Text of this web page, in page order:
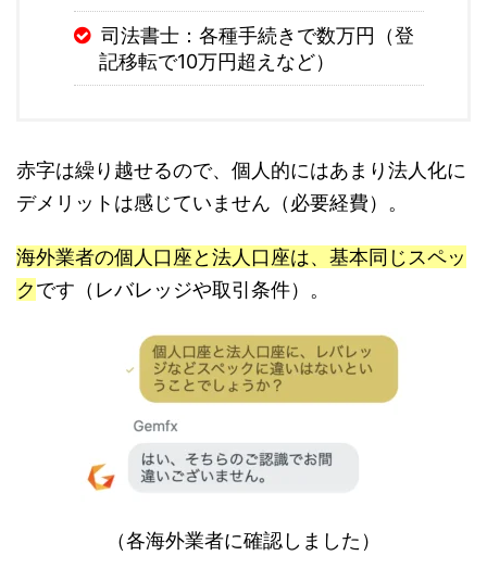
司法書士：各種手続きで数万円（登
記移転で10万円超えなど）
赤字は繰り越せるので、個人的にはあまり法人化に
デメリットは感じていません（必要経費）。
海外業者の個人口座と法人口座は、基本同じスペッ
クです（レバレッジや取引条件）。
（各海外業者に確認しました）